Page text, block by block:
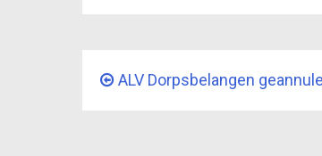
ALV Dorpsbelangen